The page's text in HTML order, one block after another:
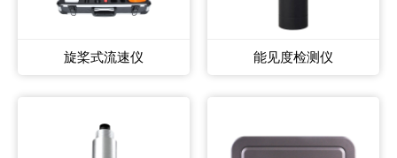
旋桨式流速仪 能见度检测仪